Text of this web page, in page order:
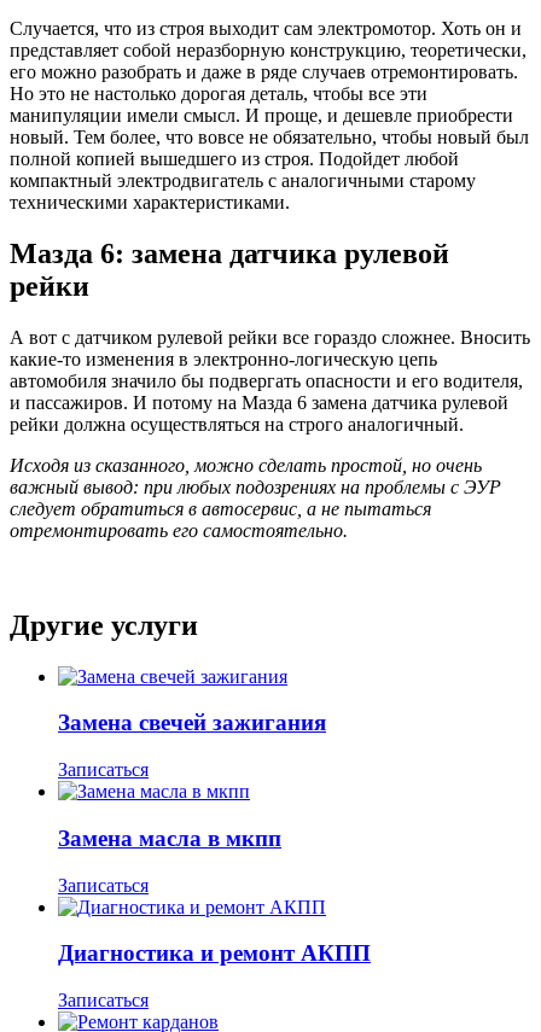
Случается, что из строя выходит сам электромотор. Хоть он и
представляет собой неразборную конструкцию, теоретически,
его можно разобрать и даже в ряде случаев отремонтировать.
Но это не настолько дорогая деталь, чтобы все эти
манипуляции имели смысл. И проще, и дешевле приобрести
новый. Тем более, что вовсе не обязательно, чтобы новый был
полной копией вышедшего из строя. Подойдет любой
компактный электродвигатель с аналогичными старому
техническими характеристиками.
Мазда 6: замена датчика рулевой
рейки
А вот с датчиком рулевой рейки все гораздо сложнее. Вносить
какие-то изменения в электронно-логическую цепь
автомобиля значило бы подвергать опасности и его водителя,
и пассажиров. И потому на Мазда 6 замена датчика рулевой
рейки должна осуществляться на строго аналогичный.
Исходя из сказанного, можно сделать простой, но очень
важный вывод: при любых подозрениях на проблемы с ЭУР
следует обратиться в автосервис, а не пытаться
отремонтировать его самостоятельно.
Другие услуги
Замена свечей зажигания
Записаться
Замена масла в мкпп
Записаться
Диагностика и ремонт АКПП
Записаться